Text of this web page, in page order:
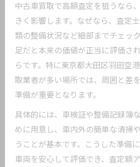
中古車買取で高額査定を狙うなら
きく影響します。なぜなら、査定
類の整備状況など細部までチェッ
足だと本来の価値が正当に評価さ
らです。特に東京都大田区羽田空
取業者が多い場所では、周囲と差
準備が重要となります。
具体的には、車検証や整備記録簿
めに用意し、車内外の簡単な清掃
うことが基本です。こうした準備
車両を安心して評価でき、査定額